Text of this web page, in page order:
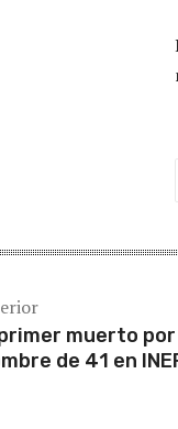
muerto
de 41 en